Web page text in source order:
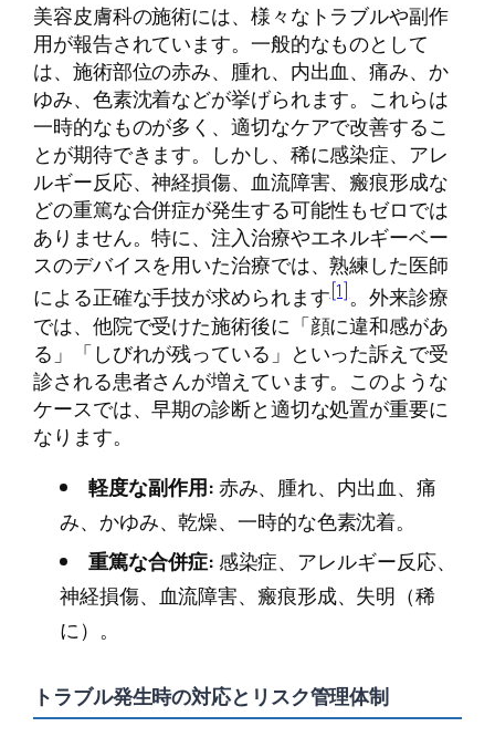
美容皮膚科の施術には、様々なトラブルや副作
用が報告されています。一般的なものとして
は、施術部位の赤み、腫れ、内出血、痛み、か
ゆみ、色素沈着などが挙げられます。これらは
一時的なものが多く、適切なケアで改善するこ
とが期待できます。しかし、稀に感染症、アレ
ルギー反応、神経損傷、血流障害、瘢痕形成な
どの重篤な合併症が発生する可能性もゼロでは
ありません。特に、注入治療やエネルギーベー
スのデバイスを用いた治療では、熟練した医師
による正確な手技が求められます[1]。外来診療
では、他院で受けた施術後に「顔に違和感があ
る」「しびれが残っている」といった訴えで受
診される患者さんが増えています。このような
ケースでは、早期の診断と適切な処置が重要に
なります。
軽度な副作用:赤み、腫れ、内出血、痛
み、かゆみ、乾燥、一時的な色素沈着。
重篤な合併症: 感染症、アレルギー反応、
神経損傷、血流障害、瘢痕形成、失明（稀
に）。
トラブル発生時の対応とリスク管理体制